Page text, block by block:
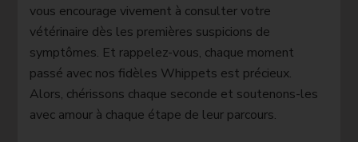
vous encourage vivement à consulter votre
vétérinaire dès les premières suspicions de
symptômes. Et rappelez-vous, chaque moment
passé avec nos fidèles Whippets est précieux.
Alors, chérissons chaque seconde et soutenons-les
avec amour à chaque étape de leur parcours.